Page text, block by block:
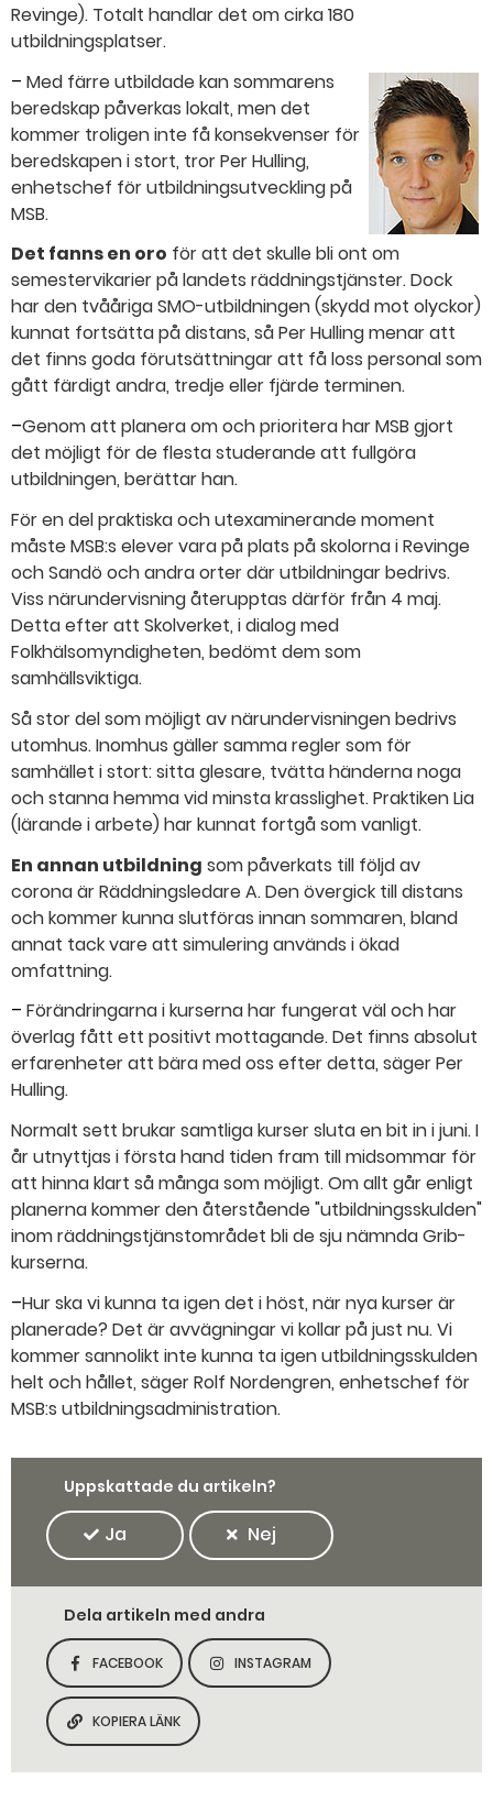
Revinge). Totalt handlar det om cirka 180
utbildningsplatser.
– Med färre utbildade kan sommarens
beredskap påverkas lokalt, men det
kommer troligen inte få konsekvenser för
beredskapen i stort, tror Per Hulling,
enhetschef för utbildningsutveckling på
MSB.
Det fanns en oro för att det skulle bli ont om
semestervikarier på landets räddningstjänster. Dock
har den tvååriga SMO-utbildningen (skydd mot olyckor)
kunnat fortsätta på distans, så Per Hulling menar att
det finns goda förutsättningar att få loss personal som
gått färdigt andra, tredje eller fjärde terminen.
–Genom att planera om och prioritera har MSB gjort
det möjligt för de flesta studerande att fullgöra
utbildningen, berättar han.
För en del praktiska och utexaminerande moment
måste MSB:s elever vara på plats på skolorna i Revinge
och Sandö och andra orter där utbildningar bedrivs.
Viss närundervisning återupptas därför från 4 maj.
Detta efter att Skolverket, i dialog med
Folkhälsomyndigheten, bedömt dem som
samhällsviktiga.
Så stor del som möjligt av närundervisningen bedrivs
utomhus. Inomhus gäller samma regler som för
samhället i stort: sitta glesare, tvätta händerna noga
och stanna hemma vid minsta krasslighet. Praktiken Lia
(lärande i arbete) har kunnat fortgå som vanligt.
En annan utbildning som påverkats till följd av
corona är Räddningsledare A. Den övergick till distans
och kommer kunna slutföras innan sommaren, bland
annat tack vare att simulering används i ökad
omfattning.
– Förändringarna i kurserna har fungerat väl och har
överlag fått ett positivt mottagande. Det finns absolut
erfarenheter att bära med oss efter detta, säger Per
Hulling.
Normalt sett brukar samtliga kurser sluta en bit in i juni. I
år utnyttjas i första hand tiden fram till midsommar för
att hinna klart så många som möjligt. Om allt går enligt
planerna kommer den återstående "utbildningsskulden"
inom räddningstjänstområdet bli de sju nämnda Grib-
kurserna.
–Hur ska vi kunna ta igen det i höst, när nya kurser är
planerade? Det är avvägningar vi kollar på just nu. Vi
kommer sannolikt inte kunna ta igen utbildningsskulden
helt och hållet, säger Rolf Nordengren, enhetschef för
MSB:s utbildningsadministration.
Uppskattade du artikeln?
Ja Nej
Dela artikeln med andra
DELA SIDAN PÅ
FACEBOOK
DELA SIDAN PÅ
INSTAGRAM
KOPIERA SIDANS LÄNK
KOPIERA LÄNK